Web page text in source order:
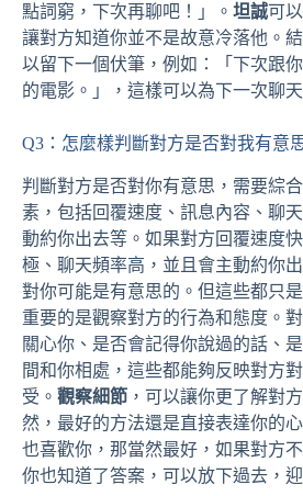
點詞窮，下次再聊吧！」。 坦誠可
讓對方知道你並不是故意冷落他。
以留下一個伏筆，例如：「下次跟
的電影。」，這樣可以為下一次聊
Q3：怎麼樣判斷對方是否對我有意
判斷對方是否對你有意思，需要綜
素，包括回覆速度、訊息內容、聊
動約你出去等。如果對方回覆速度
極、聊天頻率高，並且會主動約你
對你可能是有意思的。但這些都只
重要的是觀察對方的行為和態度。
關心你、是否會記得你說過的話、
間和你相處，這些都能夠反映對方
受。 觀察細節 ，可以讓你更了解對
然，最好的方法還是直接表達你的
也喜歡你，那當然最好，如果對方
你也知道了答案，可以放下過去，